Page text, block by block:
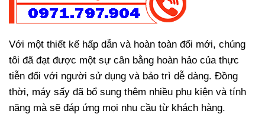
Với một thiết kế hấp dẫn và hoàn toàn đổi mới, chúng
tôi đã đạt được một sự cân bằng hoàn hảo của thực
tiễn đối với người sử dụng và bảo trì dễ dàng. Đồng
thời, máy sấy đã bổ sung thêm nhiều phụ kiện và tính
năng mà sẽ đáp ứng mọi nhu cầu từ khách hàng.